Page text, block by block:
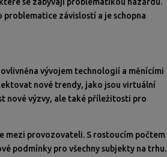
závislostí a je schopna
vývojem technologií a měnícími
nové trendy, jako jsou virtuální
nové výzvy, ale také příležitosti pro
mezi provozovateli. S rostoucím počtem
podmínky pro všechny subjekty na trhu.